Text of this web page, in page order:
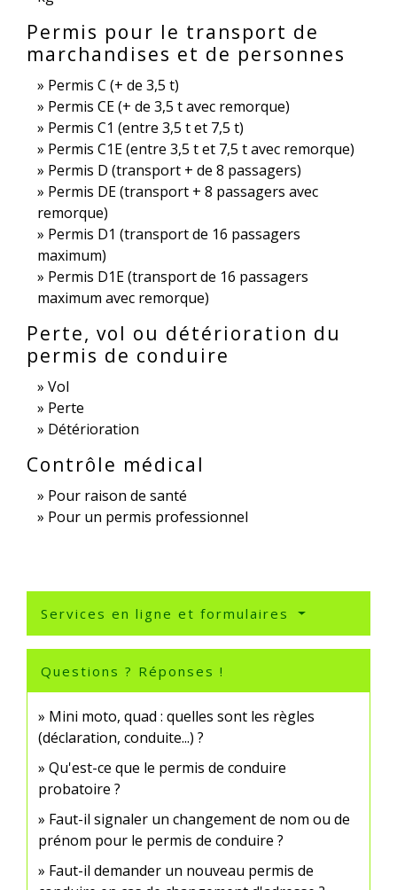
Permis pour le transport de
marchandises et de personnes
Permis C (+ de 3,5 t)
Permis CE (+ de 3,5 t avec remorque)
Permis C1 (entre 3,5 t et 7,5 t)
Permis C1E (entre 3,5 t et 7,5 t avec remorque)
Permis D (transport + de 8 passagers)
Permis DE (transport + 8 passagers avec
remorque)
Permis D1 (transport de 16 passagers
maximum)
Permis D1E (transport de 16 passagers
maximum avec remorque)
Perte, vol ou détérioration du
permis de conduire
Vol
Perte
Détérioration
Contrôle médical
Pour raison de santé
Pour un permis professionnel
Services en ligne et formulaires
Questions ? Réponses !
Mini moto, quad : quelles sont les règles
(déclaration, conduite...) ?
Qu'est-ce que le permis de conduire
probatoire ?
Faut-il signaler un changement de nom ou de
prénom pour le permis de conduire ?
Faut-il demander un nouveau permis de